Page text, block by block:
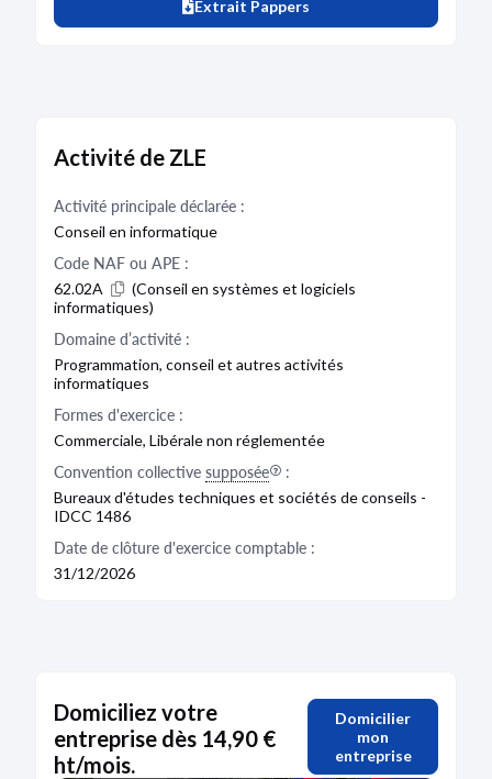
Extrait Pappers
Activité de ZLE
Activité principale déclarée :
Conseil en informatique
Code NAF ou APE :
62.02A
(Conseil en systèmes et logiciels
informatiques)
Domaine d’activité :
Programmation, conseil et autres activités
informatiques
Formes d'exercice :
Commerciale, Libérale non réglementée
Convention collective supposée
:
Bureaux d'études techniques et sociétés de conseils -
IDCC 1486
Date de clôture d'exercice comptable :
31/12/2026
Domiciliez votre
entreprise dès 14,90 €
ht/mois.
Domicilier
mon
entreprise